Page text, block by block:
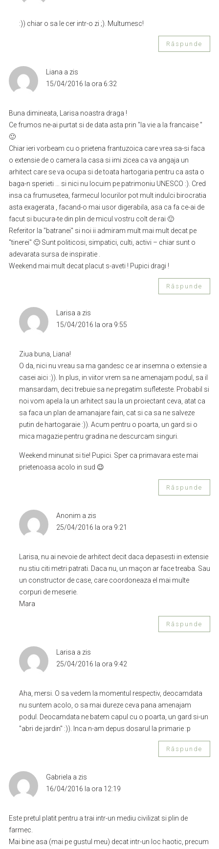
:)) chiar o sa le cer intr-o zi ;). Multumesc!
Răspunde
Liana a zis
15/04/2016 la ora 6:32
Buna dimineata, Larisa noastra draga !
Ce frumos ne-ai purtat si de data asta prin "la vie a la francaise "
🙂
Chiar ieri vorbeam cu o prietena frantuzoica care vrea sa-si faca
o extensie de o camera la casa si imi zicea ca va angaja un
arhitect care se va ocupa si de toata hartogaria pentru ca asta o
baga-n sperieti … si nici nu locuim pe patrimoniu UNESCO :). Cred
insa ca frumusetea, farmecul locurilor pot mult indulci birocratia
asta exagerata , facand-o mai usor digerabila, asa ca fa ce-ai de
facut si bucura-te din plin de micul vostru colt de rai 🙂
Referitor la "batranei" si noi ii admiram mult mai mult decat pe
"tinerei" 🙂 Sunt politicosi, simpatici, culti, activi – chiar sunt o
adevarata sursa de inspiratie .
Weekend mai mult decat placut s-aveti ! Pupici dragi !
Răspunde
Larisa a zis
15/04/2016 la ora 9:55
Ziua buna, Liana!
O da, nici nu vreau sa ma gandesc ce ar insemna o extensie a
casei aici :)). In plus, in viitor vrem sa ne amenajam podul, sa il
mansardam, deci trebuie sa ne pregatim sufleteste. Probabil si
noi vom apela la un arhitect sau la un proiectant ceva, atat ca
sa faca un plan de amanajare fain, cat si ca sa ne salveze
putin de hartogaraie :)). Acum pentru o poarta, un gard si o
mica magazie pentru gradina ne descurcam singuri.
Weekend minunat si tie! Pupici. Sper ca primavara este mai
prietenoasa acolo in sud 😉
Răspunde
Anonim a zis
25/04/2016 la ora 9:21
Larisa, nu ai nevoie de arhitect decit daca depasesti in extensie
nu stiu citi metri patrati. Daca nu, un maçon ar face treaba. Sau
un constructor de case, care coordoneaza el mai multe
corpuri de meserie.
Mara
Răspunde
Larisa a zis
25/04/2016 la ora 9:42
Aha, mersi. O sa vedem la momentul respectiv, deocamdata
nu suntem acolo, o sa mai dureze ceva pana amenajam
podul. Deocamdata ne batem capul cu o poarta, un gard si-un
"abri de jardin" :)). Inca n-am depus dosarul la primarie :p
Răspunde
Gabriela a zis
16/04/2016 la ora 12:19
Este pretul platit pentru a trai intr-un mediu civilizat si plin de
farmec.
Mai bine asa (mai pe gustul meu) decat intr-un loc haotic, precum